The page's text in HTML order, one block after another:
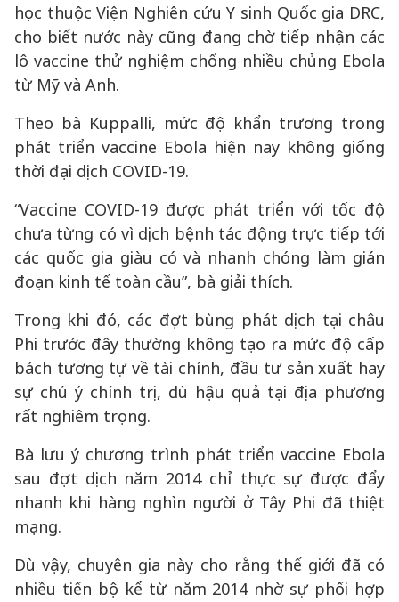
học thuộc Viện Nghiên cứu Y sinh Quốc gia DRC,
cho biết nước này cũng đang chờ tiếp nhận các
lô vaccine thử nghiệm chống nhiều chủng Ebola
từ Mỹ và Anh.
Theo bà Kuppalli, mức độ khẩn trương trong
phát triển vaccine Ebola hiện nay không giống
thời đại dịch COVID-19.
“Vaccine COVID-19 được phát triển với tốc độ
chưa từng có vì dịch bệnh tác động trực tiếp tới
các quốc gia giàu có và nhanh chóng làm gián
đoạn kinh tế toàn cầu”, bà giải thích.
Trong khi đó, các đợt bùng phát dịch tại châu
Phi trước đây thường không tạo ra mức độ cấp
bách tương tự về tài chính, đầu tư sản xuất hay
sự chú ý chính trị, dù hậu quả tại địa phương
rất nghiêm trọng.
Bà lưu ý chương trình phát triển vaccine Ebola
sau đợt dịch năm 2014 chỉ thực sự được đẩy
nhanh khi hàng nghìn người ở Tây Phi đã thiệt
mạng.
Dù vậy, chuyên gia này cho rằng thế giới đã có
nhiều tiến bộ kể từ năm 2014 nhờ sự phối hợp